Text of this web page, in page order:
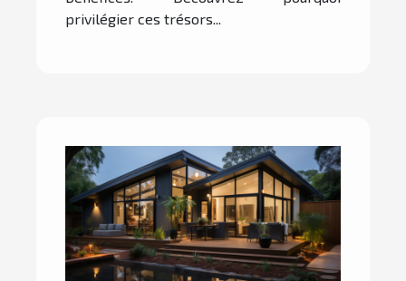
privilégier ces trésors...